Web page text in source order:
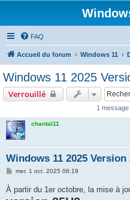
FAQ
Accueil du forum Windows 11
Windows 11 2025
Verrouillé
1 message
chantal11
Windows 11 2025
M
s
mer. 1 oct. 2025 06:19
À partir du 1er octobre, la mise à